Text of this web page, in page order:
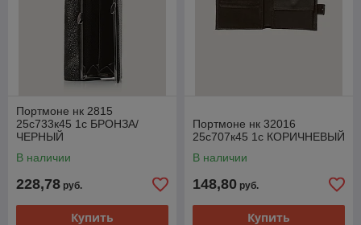
Портмоне нк 2815
25с733к45 1с БРОНЗА/
ЧЕРНЫЙ
В наличии
228,78 руб.
Купить
Портмоне нк 32016
25с707к45 1с КОРИЧНЕВЫЙ
В наличии
148,80 руб.
Купить